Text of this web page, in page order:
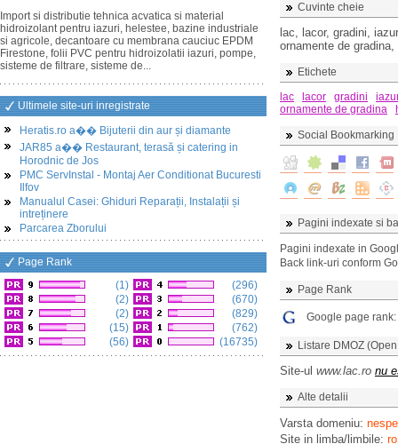
Import si distributie tehnica acvatica si material
hidroizolant pentru iazuri, helestee, bazine industriale
si agricole, decantoare cu membrana cauciuc EPDM
Firestone, folii PVC pentru hidroizolatii iazuri, pompe,
sisteme de filtrare, sisteme de...
Ultimele site-uri inregistrate
Heratis.ro a�� Bijuterii din aur și diamante
JAR85 a�� Restaurant, terasă și catering in
Horodnic de Jos
PMC ServInstal - Montaj Aer Conditionat Bucuresti
Ilfov
Manualul Casei: Ghiduri Reparații, Instalații și
intreținere
Parcarea Zborului
Page Rank
(1)
(2)
(2)
(15)
(56)
(296)
(670)
(829)
(762)
(16735)
Cuvinte cheie
lac, lacor, gradini,
ornamente de
Etichete
lac
lacor gradini
ornamente de gradina
Social Bookmarking
Pagini indexate si
Pagini indexate in
Back link-uri conform
Page Rank
Google page rank:
Listare DMOZ
Site-ul www.lac.ro nu
Alte detalii
Varsta domeniu:
Site in limba/limbile: ro